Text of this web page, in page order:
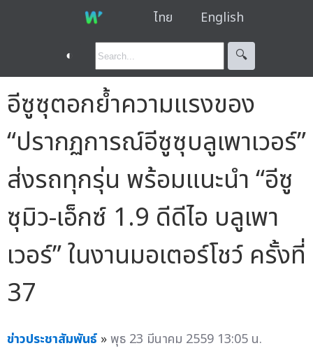
ไทย English
◐ 🔍︎
อีซูซุตอกย้ำความแรงของ
“ปรากฏการณ์อีซูซุบลูเพาเวอร์”
ส่งรถทุกรุ่น พร้อมแนะนำ “อีซู
ซุมิว-เอ็กซ์ 1.9 ดีดีไอ บลูเพา
เวอร์” ในงานมอเตอร์โชว์ ครั้งที่
37
ข่าวประชาสัมพันธ์ »พุธ 23 มีนาคม 2559 13:05 น.